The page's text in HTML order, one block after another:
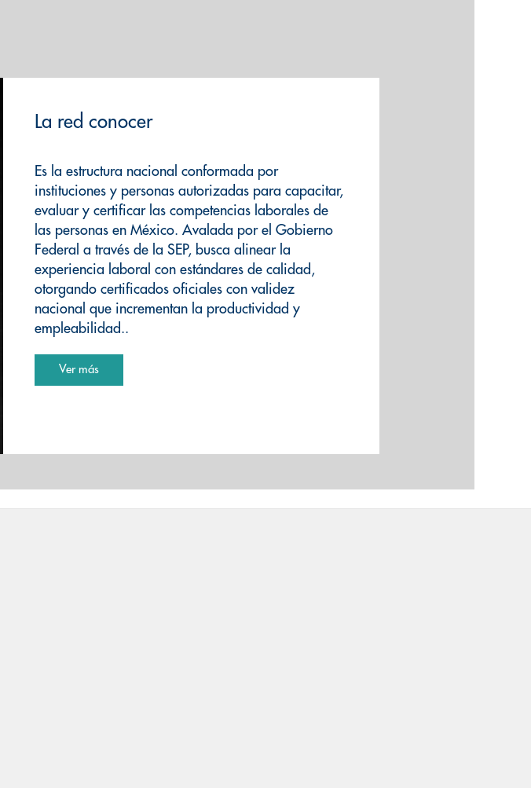
La red conocer
Es la estructura nacional conformada por
instituciones y personas autorizadas para capacitar,
evaluar y certificar las competencias laborales de
las personas en México. Avalada por el Gobierno
Federal a través de la SEP, busca alinear la
experiencia laboral con estándares de calidad,
otorgando certificados oficiales con validez
nacional que incrementan la productividad y
empleabilidad..
Ver más